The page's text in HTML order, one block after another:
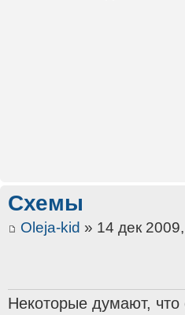
Схемы
Oleja-kid » 14 дек
Некоторые думают, что